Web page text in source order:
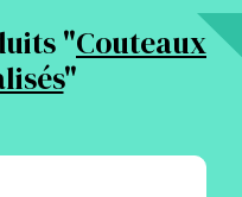
"Couteaux
"